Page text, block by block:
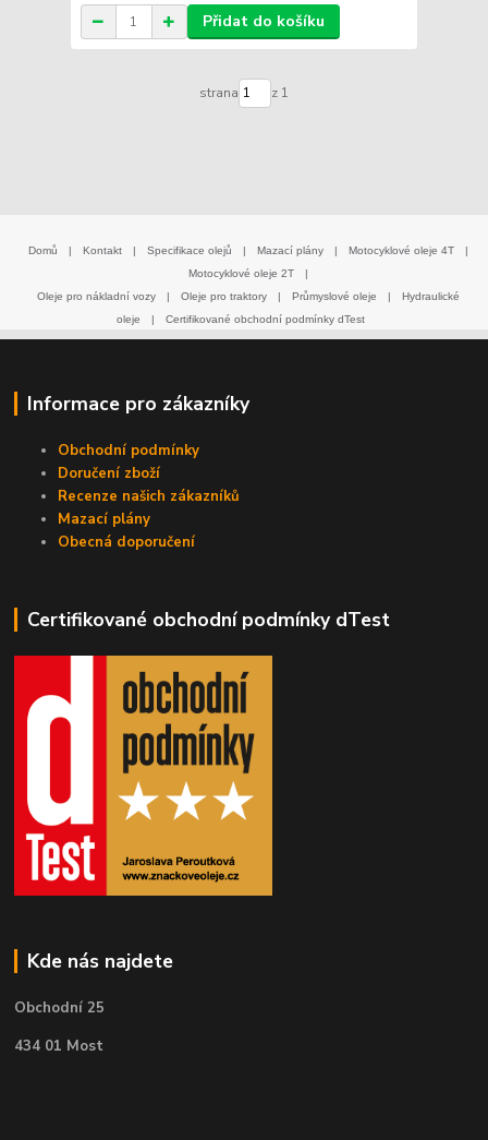
Přidat do košíku
strana z 1
Domů | Kontakt | Specifikace olejů | Mazací plány | Motocyklové oleje 4T
|
Motocyklové oleje 2T
|
Oleje pro nákladní vozy
| Oleje pro traktory | Průmyslové oleje |
Hydraulické
oleje
| Certifikované obchodní podmínky dTest
Informace pro zákazníky
Obchodní podmínky
Doručení zboží
Recenze našich zákazníků
Mazací plány
Obecná doporučení
Certifikované obchodní podmínky dTest
Kde nás najdete
Obchodní 25
434 01 Most